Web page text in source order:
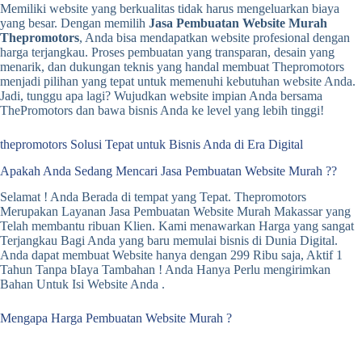
Memiliki website yang berkualitas tidak harus mengeluarkan biaya
yang besar. Dengan memilih Jasa Pembuatan Website Murah
Thepromotors, Anda bisa mendapatkan website profesional dengan
harga terjangkau. Proses pembuatan yang transparan, desain yang
menarik, dan dukungan teknis yang handal membuat Thepromotors
menjadi pilihan yang tepat untuk memenuhi kebutuhan website Anda.
Jadi, tunggu apa lagi? Wujudkan website impian Anda bersama
ThePromotors dan bawa bisnis Anda ke level yang lebih tinggi!
thepromotors Solusi Tepat untuk Bisnis Anda di Era Digital
Apakah Anda Sedang Mencari Jasa Pembuatan Website Murah ??
Selamat ! Anda Berada di tempat yang Tepat. Thepromotors
Merupakan Layanan Jasa Pembuatan Website Murah Makassar yang
Telah membantu ribuan Klien. Kami menawarkan Harga yang sangat
Terjangkau Bagi Anda yang baru memulai bisnis di Dunia Digital.
Anda dapat membuat Website hanya dengan 299 Ribu saja, Aktif 1
Tahun Tanpa bIaya Tambahan ! Anda Hanya Perlu mengirimkan
Bahan Untuk Isi Website Anda .
Mengapa Harga Pembuatan Website Murah ?